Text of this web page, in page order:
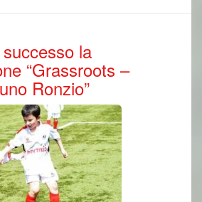
la
“Grassroots –
Ronzio”